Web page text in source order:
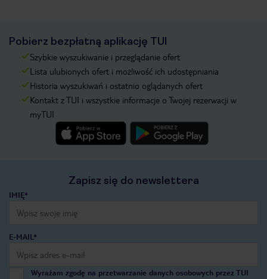
Pobierz bezpłatną aplikację TUI
Szybkie wyszukiwanie i przeglądanie ofert
Lista ulubionych ofert i możliwość ich udostępniania
Historia wyszukiwań i ostatnio oglądanych ofert
Kontakt z TUI i wszystkie informacje o Twojej rezerwacji w
myTUI
Zapisz się do newslettera
IMIĘ*
E-MAIL*
Wyrażam zgodę na przetwarzanie danych osobowych przez TUI